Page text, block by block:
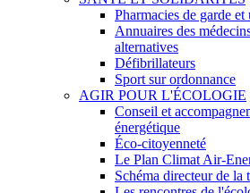
Pharmacies de garde et
Annuaires des
alternatives
Défibrillateurs
Sport sur ordonnance
AGIR POUR L'ÉCOLOGIE
Conseil et
énergétique
Éco-citoyenneté
Le Plan Climat Air-
Schéma directeur de la